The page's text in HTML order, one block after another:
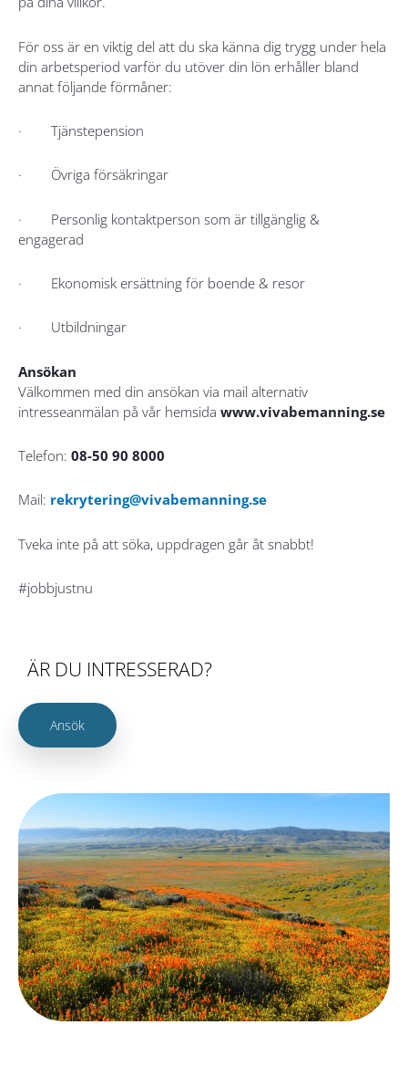
För oss är en viktig del att du ska känna dig trygg under hela
din arbetsperiod varför du utöver din lön erhåller bland
annat följande förmåner:
· Tjänstepension
· Övriga försäkringar
· Personlig kontaktperson som är tillgänglig &
engagerad
· Ekonomisk ersättning för boende & resor
· Utbildningar
Ansökan
Välkommen med din ansökan via mail alternativ
intresseanmälan på vår hemsida www.vivabemanning.se
Telefon: 08-50 90 8000
Mail: rekrytering@vivabemanning.se
Tveka inte på att söka, uppdragen går åt snabbt!
#jobbjustnu
ÄR DU INTRESSERAD?
Ansök